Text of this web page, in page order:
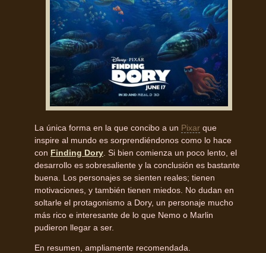
La única forma en la que concibo a un Pixar que
inspire al mundo es sorprendiéndonos como lo hace
con Finding Dory . Si bien comienza un poco lento, el
desarrollo es sobresaliente y la conclusión es bastante
buena. Los personajes se sienten reales; tienen
motivaciones, y también tienen miedos. No dudan en
soltarle el protagonismo a Dory, un personaje mucho
más rico e interesante de lo que Nemo o Marlin
pudieron llegar a ser.
En resumen, ampliamente recomendada.